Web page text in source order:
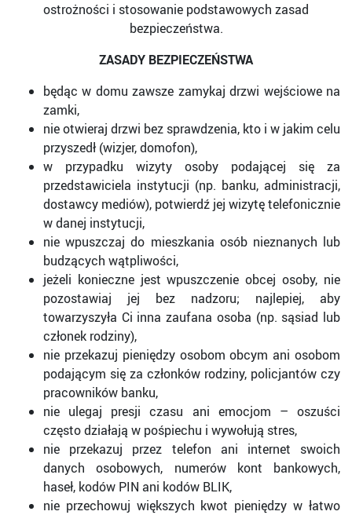
ostrożności i stosowanie podstawowych zasad
bezpieczeństwa.
ZASADY BEZPIECZEŃSTWA
będąc w domu zawsze zamykaj drzwi wejściowe na
zamki,
nie otwieraj drzwi bez sprawdzenia, kto i w jakim celu
przyszedł (wizjer, domofon),
w przypadku wizyty osoby podającej się za
przedstawiciela instytucji (np. banku, administracji,
dostawcy mediów), potwierdź jej wizytę telefonicznie
w danej instytucji,
nie wpuszczaj do mieszkania osób nieznanych lub
budzących wątpliwości,
jeżeli konieczne jest wpuszczenie obcej osoby, nie
pozostawiaj jej bez nadzoru; najlepiej, aby
towarzyszyła Ci inna zaufana osoba (np. sąsiad lub
członek rodziny),
nie przekazuj pieniędzy osobom obcym ani osobom
podającym się za członków rodziny, policjantów czy
pracowników banku,
nie ulegaj presji czasu ani emocjom – oszuści
często działają w pośpiechu i wywołują stres,
nie przekazuj przez telefon ani internet swoich
danych osobowych, numerów kont bankowych,
haseł, kodów PIN ani kodów BLIK,
nie przechowuj większych kwot pieniędzy w łatwo